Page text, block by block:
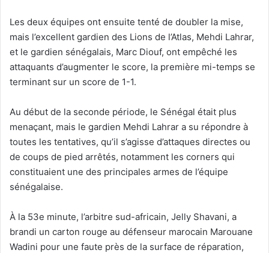
Les deux équipes ont ensuite tenté de doubler la mise,
mais l’excellent gardien des Lions de l’Atlas, Mehdi Lahrar,
et le gardien sénégalais, Marc Diouf, ont empêché les
attaquants d’augmenter le score, la première mi-temps se
terminant sur un score de 1-1.
Au début de la seconde période, le Sénégal était plus
menaçant, mais le gardien Mehdi Lahrar a su répondre à
toutes les tentatives, qu’il s’agisse d’attaques directes ou
de coups de pied arrêtés, notamment les corners qui
constituaient une des principales armes de l’équipe
sénégalaise.
À la 53e minute, l’arbitre sud-africain, Jelly Shavani, a
brandi un carton rouge au défenseur marocain Marouane
Wadini pour une faute près de la surface de réparation,